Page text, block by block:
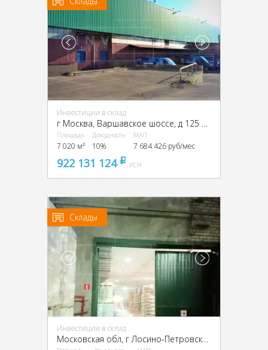
Инвестиции в склад
Площадь
7 020 м²
Доходность
10%
МАП
7 684 426 руб/мес
922 131 124 pуб
УСН
Склады
Инвестиции в склад
Московская обл, г Лосино-Петровский, деревня Осеево,